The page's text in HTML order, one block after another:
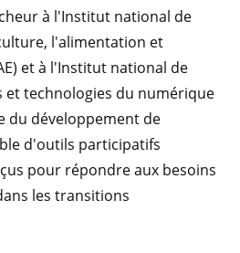
à l'Institut national de
l'alimentation et
et à l'Institut national de
et technologies du numérique
du développement de
d'outils participatifs
pour répondre aux besoins
les transitions